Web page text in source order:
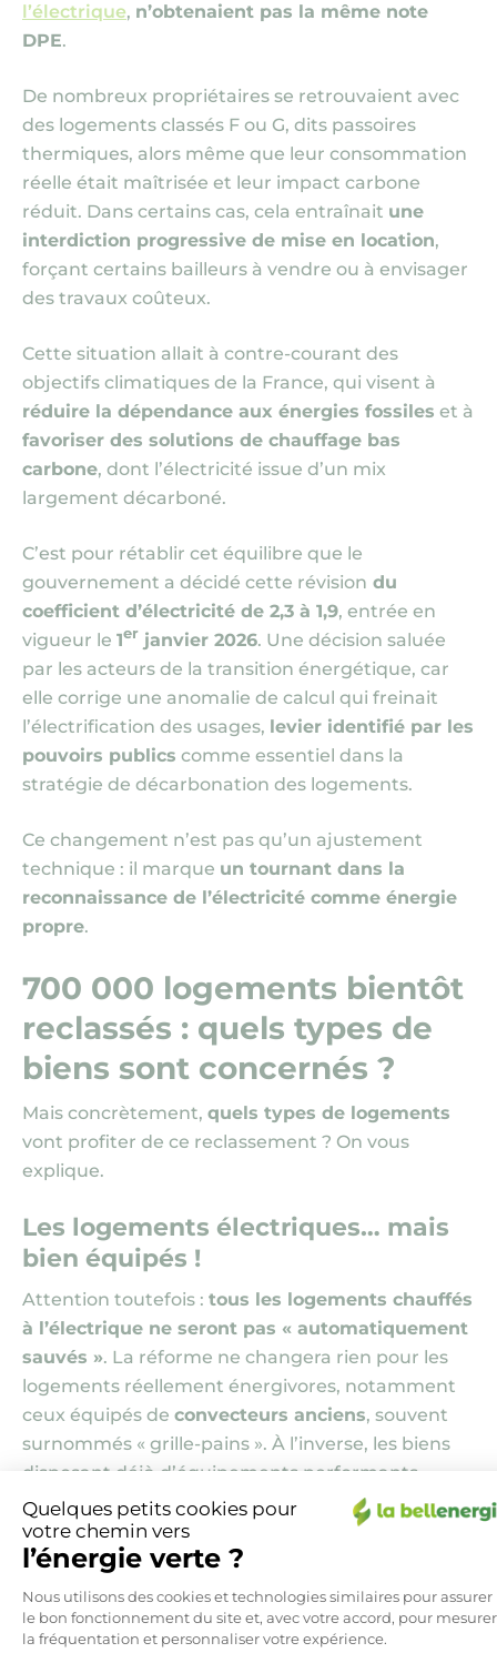
Quelques petits cookies pour
votre chemin vers
l’énergie verte ?
Plateforme de Gestion du
Nous utilisons des cookies et technologies similaires pour assurer
le bon fonctionnement du site et, avec votre accord, pour mesurer
la fréquentation et personnaliser votre expérience.
l’électrique, n’obtenaient pas la même note
DPE.
De nombreux propriétaires se retrouvaient avec
des logements classés F ou G, dits passoires
thermiques, alors même que leur consommation
réelle était maîtrisée et leur impact carbone
réduit. Dans certains cas, cela entraînait une
interdiction progressive de mise en location,
forçant certains bailleurs à vendre ou à envisager
des travaux coûteux.
Cette situation allait à contre-courant des
objectifs climatiques de la France, qui visent à
réduire la dépendance aux énergies fossiles et à
favoriser des solutions de chauffage bas
carbone, dont l’électricité issue d’un mix
largement décarboné.
C’est pour rétablir cet équilibre que le
gouvernement a décidé cette révision du
coefficient d’électricité de 2,3 à 1,9, entrée en
vigueur le 1er janvier 2026. Une décision saluée
par les acteurs de la transition énergétique, car
elle corrige une anomalie de calcul qui freinait
l’électrification des usages, levier identifié par les
pouvoirs publics comme essentiel dans la
stratégie de décarbonation des logements.
Ce changement n’est pas qu’un ajustement
technique : il marque un tournant dans la
reconnaissance de l’électricité comme énergie
propre.
700 000 logements bientôt
reclassés : quels types de
biens sont concernés ?
Mais concrètement, quels types de logements
vont profiter de ce reclassement ? On vous
explique.
Les logements électriques… mais
bien équipés !
Attention toutefois : tous les logements chauffés
à l’électrique ne seront pas « automatiquement
sauvés ». La réforme ne changera rien pour les
logements réellement énergivores, notamment
ceux équipés de convecteurs anciens, souvent
surnommés « grille-pains ». À l’inverse, les biens
disposant déjà d’équipements performants
(pompes à chaleur, radiateurs inertiels, bonne
isolation)seront les principaux bénéficiaires du
reclassement.
Les copropriétés chauffées à
l’électricité : des bénéficiaires